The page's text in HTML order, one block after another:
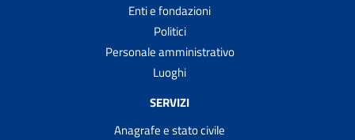
Enti e fondazioni
Politici
Personale amministrativo
Luoghi
SERVIZI
Anagrafe e stato civile